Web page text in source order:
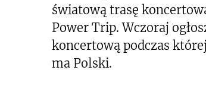
światową trasę
Power Trip. Wczoraj
koncertową podczas
ma Polski.